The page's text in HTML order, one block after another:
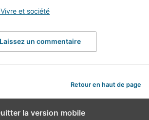
et société
Laissez un commentaire
Retour en haut de page
la version mobile